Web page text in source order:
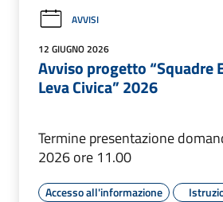
AVVISI
12 GIUGNO 2026
Avviso progetto “Squadre
Leva Civica” 2026
Termine presentazione
2026 ore 11.00
Accesso all'informazione